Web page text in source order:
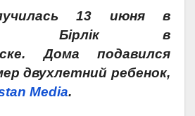
13 июня в
Бiрлiк в
Дома подавился
двухлетний ребенок,
Media.